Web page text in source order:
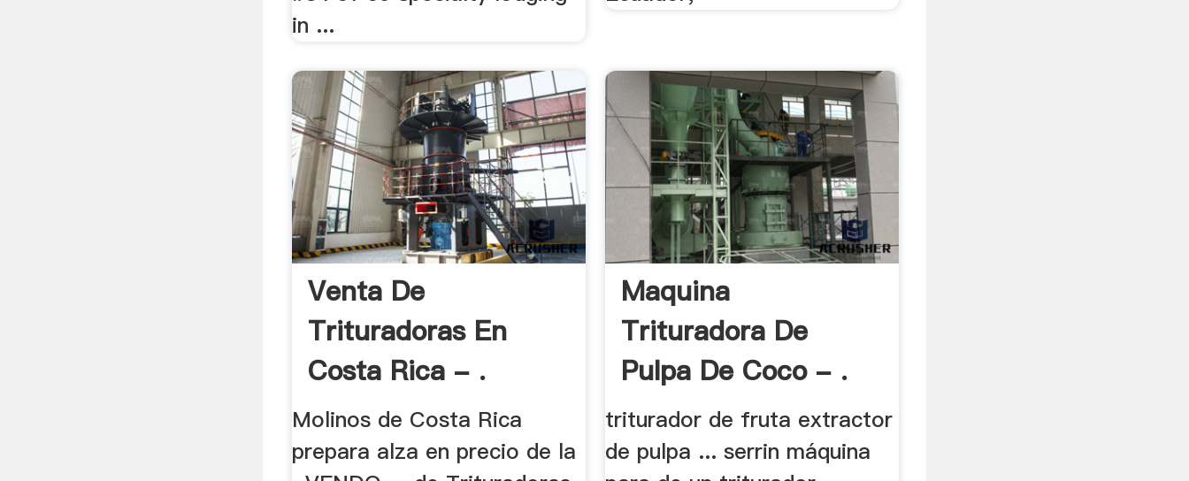
in ...
Venta De
Trituradoras En
Costa Rica - .
Molinos de Costa Rica
prepara alza en precio de la
Maquina
Trituradora De
Pulpa De Coco - .
triturador de fruta extractor
de pulpa ... serrin máquina